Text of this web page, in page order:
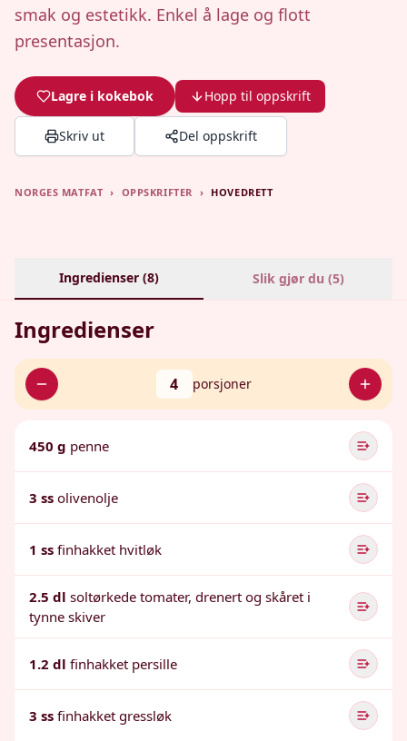
smak og estetikk. Enkel å lage og flott
presentasjon.
Lagre i kokebok Hopp til oppskrift
Skriv ut Del oppskrift
NORGES MATFAT › OPPSKRIFTER › HOVEDRETT
Ingredienser (8) Slik gjør du (5)
Ingredienser
4 porsjoner
450 g penne
3 ss olivenolje
1 ss finhakket hvitløk
2.5 dl soltørkede tomater, drenert og skåret i
tynne skiver
1.2 dl finhakket persille
3 ss finhakket gressløk